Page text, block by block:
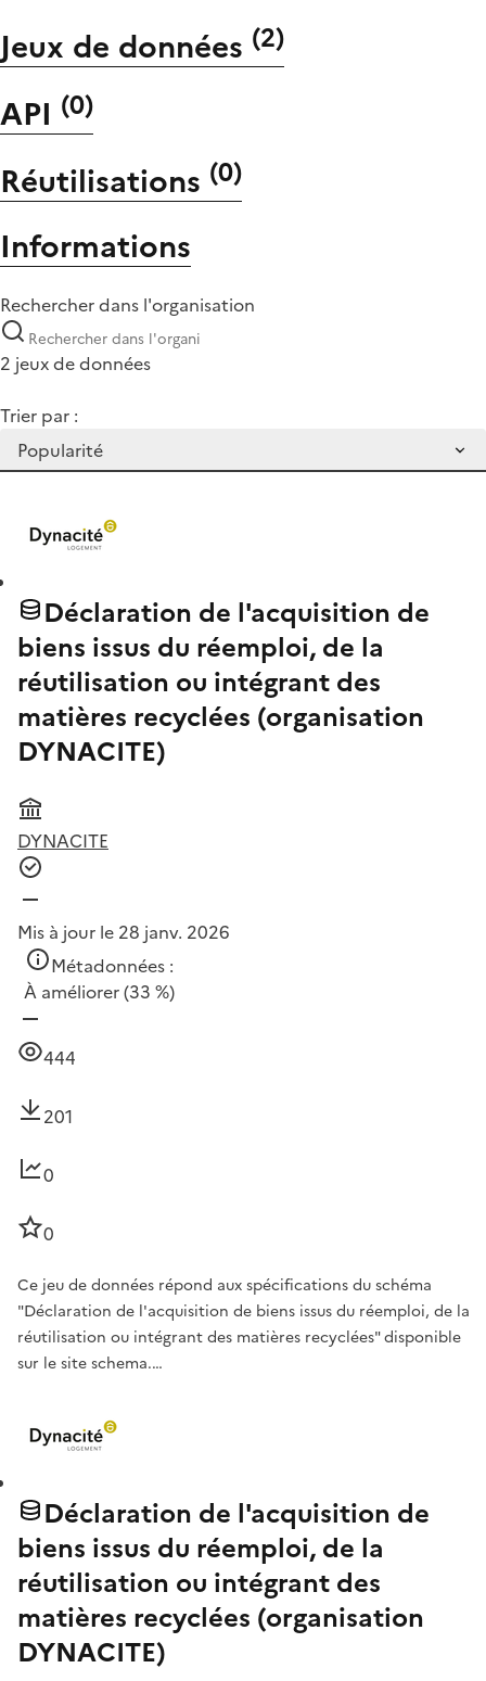
Jeux de données (2)
API (0)
Réutilisations (0)
Informations
Rechercher dans l'organisation
2 jeux de données
Trier par :
Déclaration de l'acquisition de
biens issus du réemploi, de la
réutilisation ou intégrant des
matières recyclées (organisation
DYNACITE)
DYNACITE
Mis à jour le 28 janv. 2026
Métadonnées :
À améliorer(33 %)
444
201
0
0
Ce jeu de données répond aux spécifications du schéma
"Déclaration de l'acquisition de biens issus du réemploi, de la
réutilisation ou intégrant des matières recyclées" disponible
sur le site schema.…
Déclaration de l'acquisition de
biens issus du réemploi, de la
réutilisation ou intégrant des
matières recyclées (organisation
DYNACITE)